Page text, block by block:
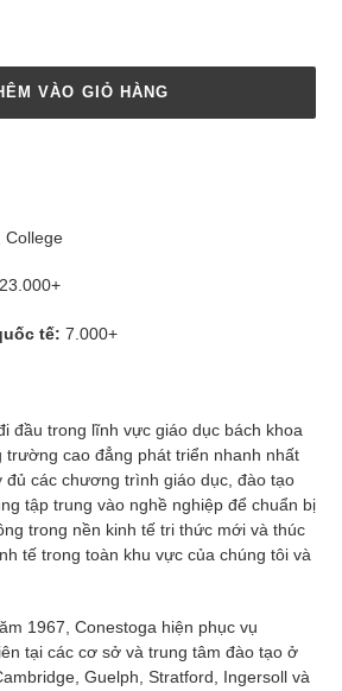
VÀO GIỎ HÀNG
, College
23.000+
tế: 7.000+
đầu trong lĩnh vực giáo dục bách khoa
trường cao đẳng phát triển nhanh nhất
đủ các chương trình giáo dục, đào tạo
tập trung vào nghề nghiệp để chuẩn bị
trong nền kinh tế tri thức mới và thúc
tế trong toàn khu vực của chúng tôi và
1967, Conestoga hiện phục vụ
tại các cơ sở và trung tâm đào tạo ở
Guelph, Stratford, Ingersoll và